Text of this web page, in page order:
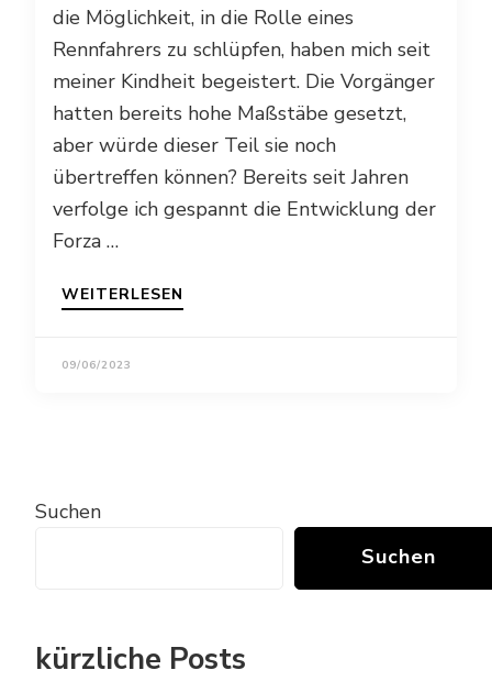
die Möglichkeit, in die Rolle eines
Rennfahrers zu schlüpfen, haben mich seit
meiner Kindheit begeistert. Die Vorgänger
hatten bereits hohe Maßstäbe gesetzt,
aber würde dieser Teil sie noch
übertreffen können? Bereits seit Jahren
verfolge ich gespannt die Entwicklung der
Forza …
WEITERLESEN
09/06/2023
Suchen
Suchen
kürzliche Posts